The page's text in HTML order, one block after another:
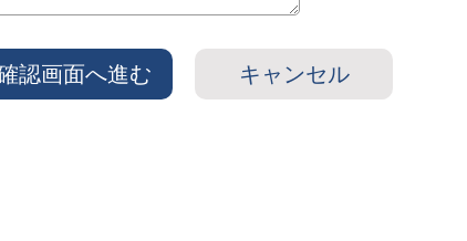
キャンセル
認画面へ進む